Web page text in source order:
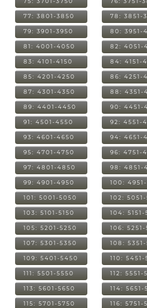
77: 3801-3850 78: 3851-
79: 3901-3950 80: 3951-
81: 4001-4050 82: 4051-
83: 4101-4150 84: 4151-
85: 4201-4250 86: 4251-
87: 4301-4350 88: 4351-
89: 4401-4450 90: 4451-
91: 4501-4550 92: 4551-
93: 4601-4650 94: 4651-
95: 4701-4750 96: 4751-
97: 4801-4850 98: 4851-
99: 4901-4950 100:
101: 5001-5050 102: 5051-
103: 5101-5150 104: 5151-
105: 5201-5250 106:
107: 5301-5350 108:
109: 5401-5450 110: 5451-
111: 5501-5550 112: 5551-
113: 5601-5650 114: 5651-
115: 5701-5750 116: 5751-